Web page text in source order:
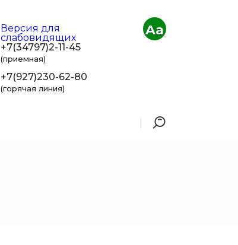
Версия для
слабовидящих
+7(34797)2-11-45
(приемная)
+7(927)230-62-80
(горячая линия)
Aa